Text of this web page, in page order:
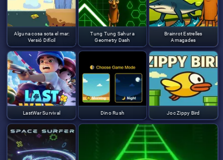
Alguna cosa sota el mar:
Versió Difícil
Tung Tung Sahur a
Geometry Dash
Brainrot Estrelles
Amagades
LastWar Survival Dino Rush Joc Zippy Bird